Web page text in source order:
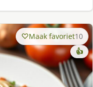
Maak favoriet10
👍